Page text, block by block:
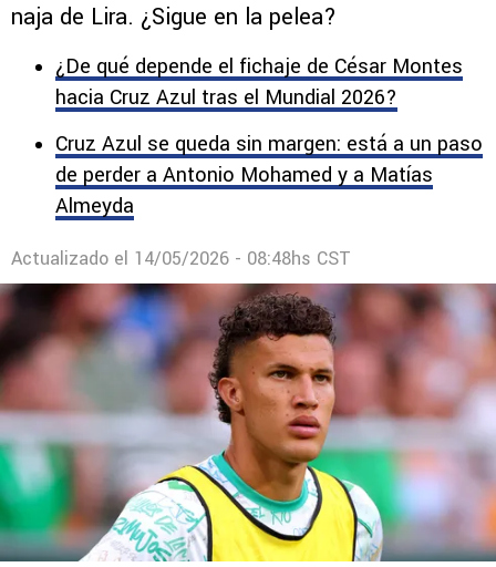
naja de Lira. ¿Sigue en la pelea?
¿De qué depende el fichaje de César Montes
hacia Cruz Azul tras el Mundial 2026?
Cruz Azul se queda sin margen: está a un paso
de perder a Antonio Mohamed y a Matías
Almeyda
Actualizado el 14/05/2026 - 08:48hs CST